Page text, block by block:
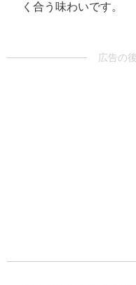
く合う味わいです。
広告の